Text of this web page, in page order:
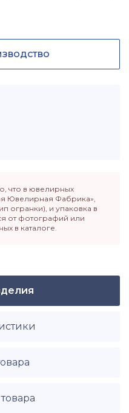
что в ювелирных
Ювелирная Фабрика»,
огранки), и упаковка в
от фотографий или
в каталоге.